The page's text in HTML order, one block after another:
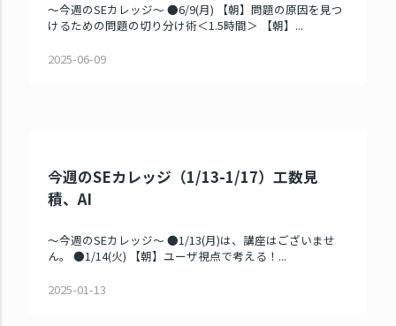
～今週のSEカレッジ～ ●6/9(月) 【朝】問題の原因を見つ
けるための問題の切り分け術＜1.5時間＞ 【朝】...
2025-06-09
今週のSEカレッジ（1/13-1/17）工数見
積、AI
～今週のSEカレッジ～ ●1/13(月)は、講座はございませ
ん。 ●1/14(火) 【朝】ユーザ視点で考える！...
2025-01-13